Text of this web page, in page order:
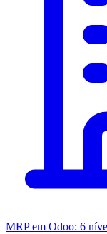
MRP em Odoo: 6